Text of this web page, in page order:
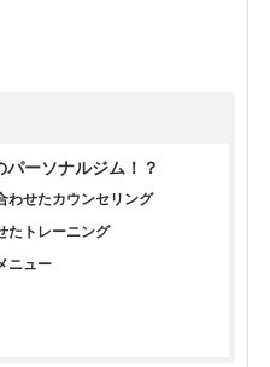
ーソナルジム！？
わせたカウンセリング
たトレーニング
ニュー